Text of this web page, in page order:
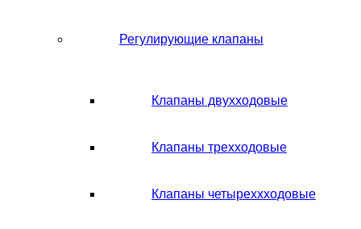
Регулирующие клапаны
Клапаны двухходовые
Клапаны трехходовые
Клапаны четыреххходовые